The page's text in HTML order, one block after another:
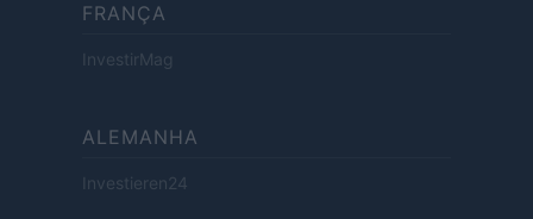
FRANÇA
InvestirMag
ALEMANHA
Investieren24